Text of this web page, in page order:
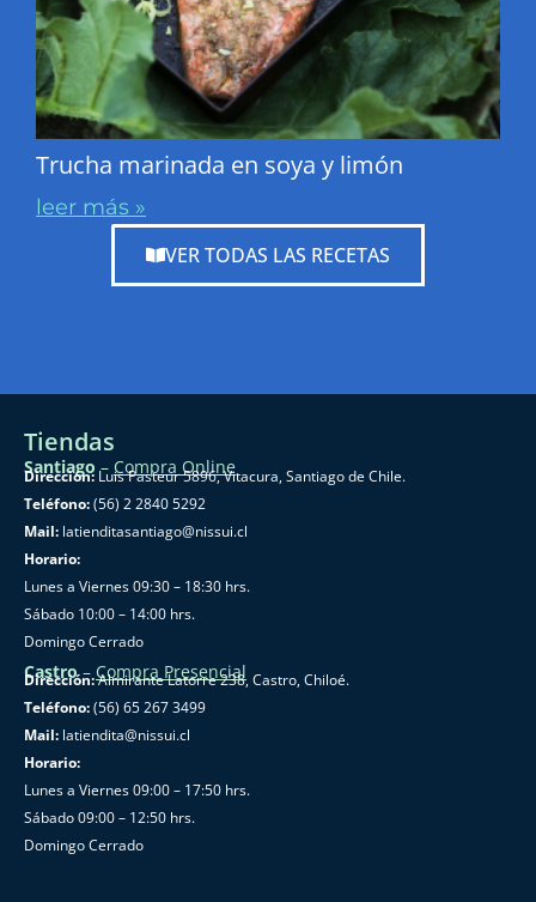
Trucha marinada en soya y limón
leer más »
VER TODAS LAS RECETAS
Tiendas
Santiago – Compra Online
Dirección: Luis Pasteur 5896, Vitacura, Santiago de Chile.
Teléfono:(56) 2 2840 5292
Mail: latienditasantiago@nissui.cl
Horario:
Lunes a Viernes 09:30 – 18:30 hrs.
Sábado 10:00 – 14:00 hrs.
Domingo Cerrado
Castro– Compra Presencial
Dirección:Almirante Latorre 238, Castro, Chiloé.
Teléfono:(56) 65 267 3499
Mail: latiendita@nissui.cl
Horario:
Lunes a Viernes 09:00 – 17:50 hrs.
Sábado 09:00 – 12:50 hrs.
Domingo Cerrado